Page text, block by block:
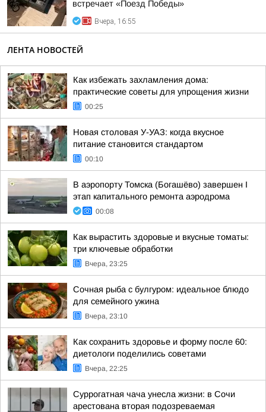
встречает «Поезд Победы»
Вчера, 16:55
ЛЕНТА НОВОСТЕЙ
Как избежать захламления дома:
практические советы для упрощения жизни
00:25
Новая столовая У-УАЗ: когда вкусное
питание становится стандартом
00:10
В аэропорту Томска (Богашёво) завершен I
этап капитального ремонта аэродрома
00:08
Как вырастить здоровые и вкусные томаты:
три ключевые обработки
Вчера, 23:25
Сочная рыба с булгуром: идеальное блюдо
для семейного ужина
Вчера, 23:10
Как сохранить здоровье и форму после 60:
диетологи поделились советами
Вчера, 22:25
Суррогатная чача унесла жизни: в Сочи
арестована вторая подозреваемая